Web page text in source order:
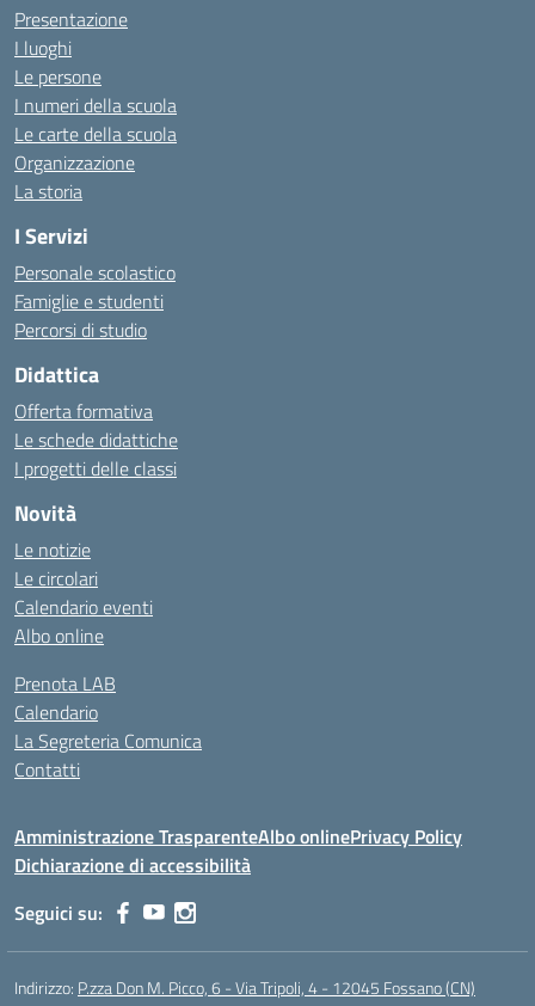
Presentazione
I luoghi
Le persone
I numeri della scuola
Le carte della scuola
Organizzazione
La storia
I Servizi
Personale scolastico
Famiglie e studenti
Percorsi di studio
Didattica
Offerta formativa
Le schede didattiche
I progetti delle classi
Novità
Le notizie
Le circolari
Calendario eventi
Albo online
Prenota LAB
Calendario
La Segreteria Comunica
Contatti
Amministrazione TrasparenteAlbo onlinePrivacy Policy
Dichiarazione di accessibilità
Seguici su:
Indirizzo: P.zza Don M. Picco, 6 - Via Tripoli, 4 - 12045 Fossano (CN)